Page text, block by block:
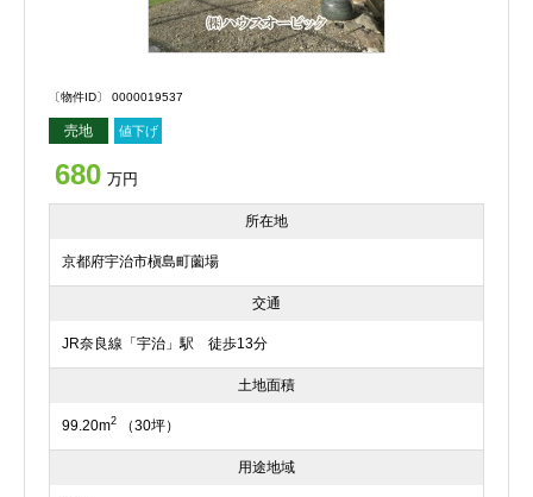
〔物件ID〕 0000019537
売地 値下げ
680 万円
所在地
京都府宇治市槇島町薗場
交通
JR奈良線「宇治」駅 徒歩13分
土地面積
99.20m2 （30坪）
用途地域